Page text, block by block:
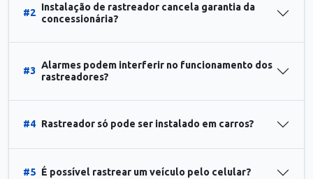
#2
Instalação de rastreador cancela garantia da
concessionária?
#3
Alarmes podem interferir no funcionamento dos
rastreadores?
#4 Rastreador só pode ser instalado em carros?
#5 É possível rastrear um veículo pelo celular?